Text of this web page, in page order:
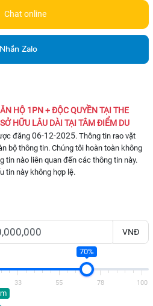
Chat online
Nhắn Zalo
HỘ 1PN + ĐỘC QUYỀN TẠI THE
HỮU LÂU DÀI TẠI TÂM ĐIỂM DU
đăng 06-12-2025. Thông tin rao vặt
bộ thông tin. Chúng tôi hoàn toàn không
tin nào liên quan đến các thông tin này.
tin này không hợp lệ.
VNĐ
70%
33 55 78 100